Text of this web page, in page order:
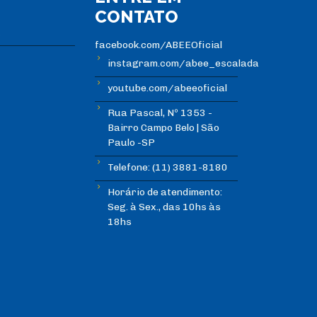
CONTATO
facebook.com/ABEEOficial
instagram.com/abee_escalada
youtube.com/abeeoficial
Rua Pascal, Nº 1353 -
Bairro Campo Belo | São
Paulo -SP
Telefone: (11) 3881-8180
Horário de atendimento:
Seg. à Sex., das 10hs às
18hs